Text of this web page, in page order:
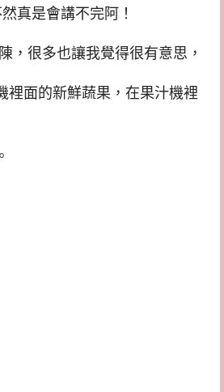
真是會講不完阿！
，很多也讓我覺得很有意思，
裡面的新鮮蔬果，在果汁機裡